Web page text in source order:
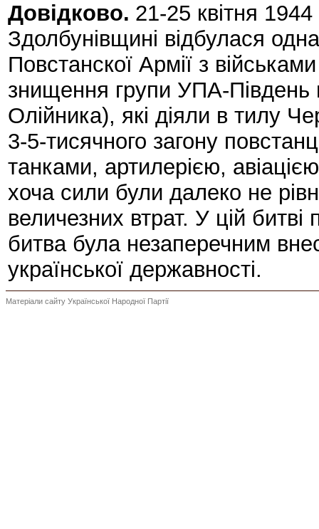
Довідково. 21-25 квітня
Здолбунівщині відбулася
Повстанскої Армії з
знищення групи УПА-Південь
Олійника), які діяли в тилу
3-5-тисячного загону
танками, артилерією,
хоча сили були далеко не
величезних втрат. У цій
битва була незаперечним
української державності.
Матеріали сайту Української Народної Партії